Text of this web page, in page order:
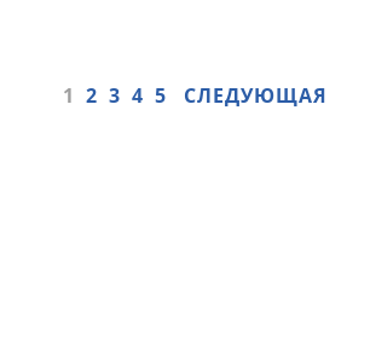
1 2 3 4 5 СЛЕДУЮЩАЯ